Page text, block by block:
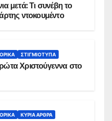
μετά: Τι συνέβη το
1996 και ο χάρτης ντοκουμέντο
ΣΤΙΓΜΙΌΤΥΠΑ
Χριστούγεννα στο
ΚΥΡΙΑ ΑΡΘΡΑ